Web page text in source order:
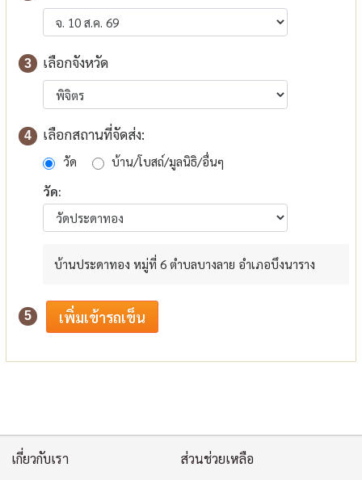
3 เลือกจังหวัด
4 เลือกสถานที่จัดส่ง:
วัด
บ้าน/โบสถ์/มูลนิธิ/อื่นๆ
วัด:
บ้านประดาทอง หมู่ที่ 6 ตำบลบางลาย อำเภอบึงนาราง
5
เกี่ยวกับเรา ส่วนช่วยเหลือ